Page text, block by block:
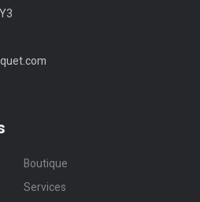
Boutique
Services